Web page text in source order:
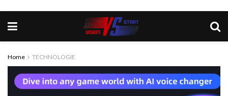
Home TECHNOLOGIE